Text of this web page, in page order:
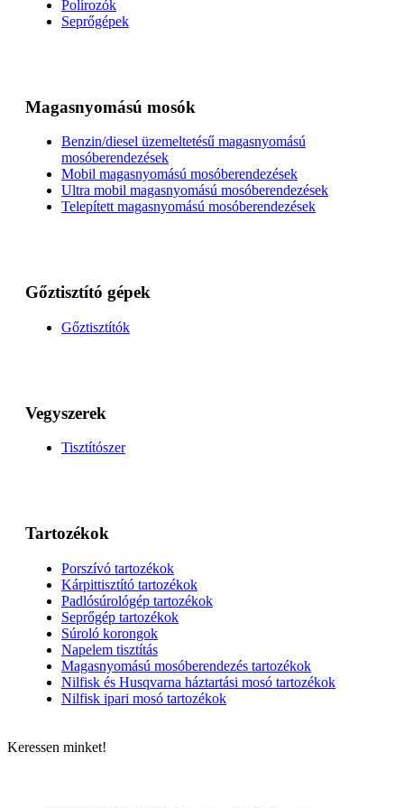
Polírozók
Seprőgépek
Magasnyomású mosók
Benzin/diesel üzemeltetésű magasnyomású
mosóberendezések
Mobil magasnyomású mosóberendezések
Ultra mobil magasnyomású mosóberendezések
Telepített magasnyomású mosóberendezések
Gőztisztító gépek
Gőztisztítók
Vegyszerek
Tisztítószer
Tartozékok
Porszívó tartozékok
Kárpittisztító tartozékok
Padlósúrológép tartozékok
Seprőgép tartozékok
Súroló korongok
Napelem tisztítás
Magasnyomású mosóberendezés tartozékok
Nilfisk és Husqvarna háztartási mosó tartozékok
Nilfisk ipari mosó tartozékok
Keressen minket!